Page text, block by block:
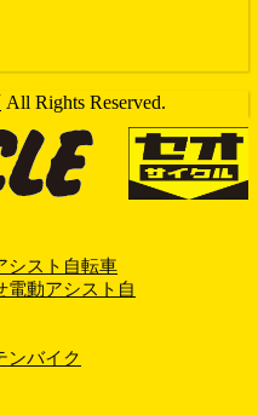
All Rights Reserved.
シスト自転車
電動アシスト自
ンバイク